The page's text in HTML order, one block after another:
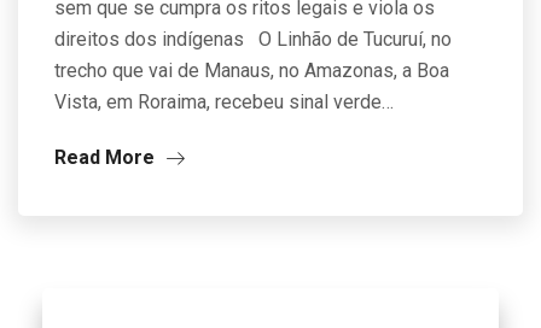
sem que se cumpra os ritos legais e viola os
direitos dos indígenas O Linhão de Tucuruí, no
trecho que vai de Manaus, no Amazonas, a Boa
Vista, em Roraima, recebeu sinal verde…
Read More